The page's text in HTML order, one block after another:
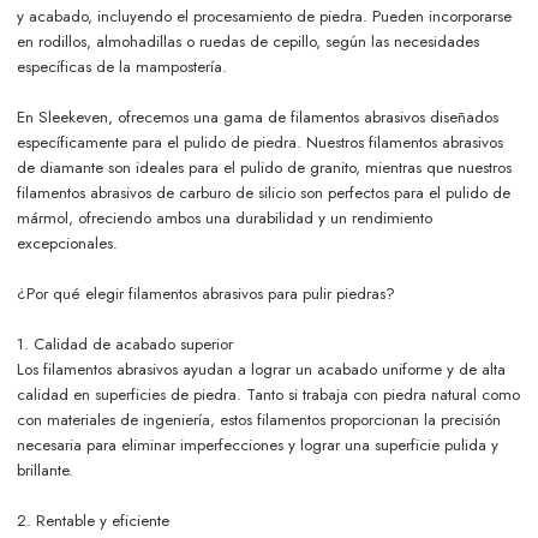
y acabado, incluyendo el procesamiento de piedra. Pueden incorporarse
en rodillos, almohadillas o ruedas de cepillo, según las necesidades
específicas de la mampostería.
En Sleekeven, ofrecemos una gama de filamentos abrasivos diseñados
específicamente para el pulido de piedra. Nuestros filamentos abrasivos
de diamante son ideales para el pulido de granito, mientras que nuestros
filamentos abrasivos de carburo de silicio son perfectos para el pulido de
mármol, ofreciendo ambos una durabilidad y un rendimiento
excepcionales.
¿Por qué elegir filamentos abrasivos para pulir piedras?
1. Calidad de acabado superior
Los filamentos abrasivos ayudan a lograr un acabado uniforme y de alta
calidad en superficies de piedra. Tanto si trabaja con piedra natural como
con materiales de ingeniería, estos filamentos proporcionan la precisión
necesaria para eliminar imperfecciones y lograr una superficie pulida y
brillante.
2. Rentable y eficiente